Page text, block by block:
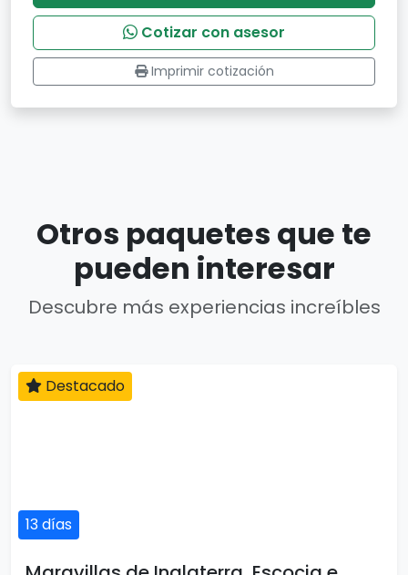
Cotizar con asesor
Imprimir cotización
Otros paquetes que te
pueden interesar
Descubre más experiencias increíbles
13 días
Destacado